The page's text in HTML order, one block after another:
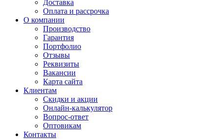
Доставка
Оплата и рассрочка
О компании
Производство
Гарантия
Портфолио
Отзывы
Реквизиты
Вакансии
Карта сайта
Клиентам
Скидки и акции
Онлайн-калькулятор
Вопрос-ответ
Оптовикам
Контакты